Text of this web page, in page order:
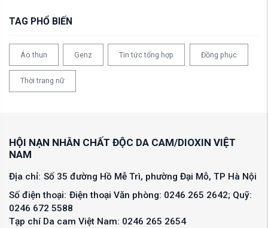
TAG PHỔ BIẾN
Áo thun Genz Tin tức tổng hợp Đồng phục
Thời trang nữ
HỘI NẠN NHÂN CHẤT ĐỘC DA CAM/DIOXIN VIỆT
NAM
Địa chỉ: Số 35 đường Hồ Mễ Trì, phường Đại Mỗ, TP Hà Nội
Số điện thoại: Điện thoại Văn phòng: 0246 265 2642; Quỹ:
0246 672 5588
Tạp chí Da cam Việt Nam: 0246 265 2654